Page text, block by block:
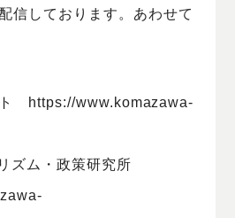
信しております。あわせて
ト https://www.komazawa-
ズム・政策研究所